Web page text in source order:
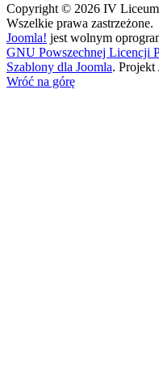
Copyright © 2026 IV Liceum
Wszelkie prawa zastrzeżone.
Joomla! jest wolnym
GNU Powszechnej Licencji
Szablony dla Joomla. Projekt
Wróć na górę